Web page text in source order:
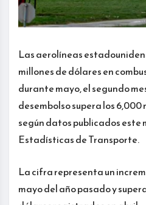
Las aerolíneas
millones de dólares en
durante mayo, el segundo
desembolso supera los
según datos publicados
Estadísticas de Transporte.
La cifra representa un
mayo del año pasado y